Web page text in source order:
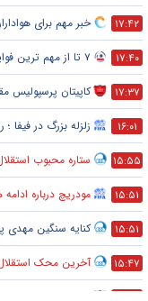
۱۷:۴۲ خبر مهم برای هواداران
۱۷:۴۰ ۷ تا از مهم ترین فواید دوچرخه سواری که نمی دانستید !
۱۷:۳۷ کاپیتان پرسپولیس
۱۶:۰۱ زلزله بزرگ در فیفا ؛
۱۵:۵۵ ستاره محبوب استقلال با
۱۵:۵۱ مودریچ درباره
۱۵:۵۱ کنایه سنگین مهدی
۱۵:۴۷ آخرین محک استقلال قبل